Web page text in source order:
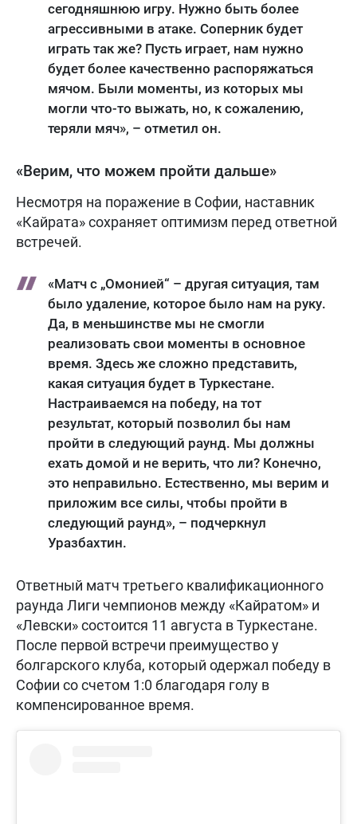
сегодняшнюю игру. Нужно быть более
агрессивными в атаке. Соперник будет
играть так же? Пусть играет, нам нужно
будет более качественно распоряжаться
мячом. Были моменты, из которых мы
могли что-то выжать, но, к сожалению,
теряли мяч», – отметил он.
«Верим, что можем пройти дальше»
Несмотря на поражение в Софии, наставник
«Кайрата» сохраняет оптимизм перед ответной
встречей.
«Матч с „Омонией“ – другая ситуация, там
было удаление, которое было нам на руку.
Да, в меньшинстве мы не смогли
реализовать свои моменты в основное
время. Здесь же сложно представить,
какая ситуация будет в Туркестане.
Настраиваемся на победу, на тот
результат, который позволил бы нам
пройти в следующий раунд. Мы должны
ехать домой и не верить, что ли? Конечно,
это неправильно. Естественно, мы верим и
приложим все силы, чтобы пройти в
следующий раунд», – подчеркнул
Уразбахтин.
Ответный матч третьего квалификационного
раунда Лиги чемпионов между «Кайратом» и
«Левски» состоится 11 августа в Туркестане.
После первой встречи преимущество у
болгарского клуба, который одержал победу в
Софии со счетом 1:0 благодаря голу в
компенсированное время.